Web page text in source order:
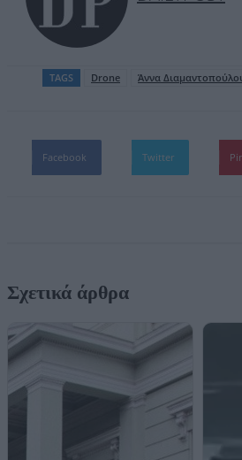
TAGS Drone Άννα
Facebook Twitter
Σχετικά άρθρα